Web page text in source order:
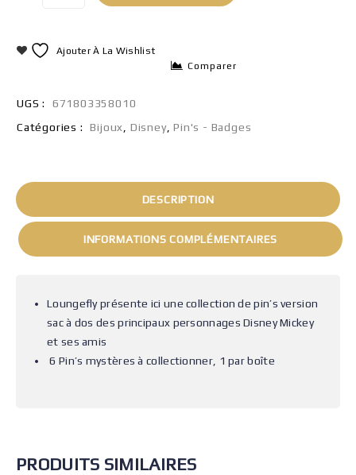
Ajouter À La Wishlist
Comparer
UGS :
671803358010
Catégories :
Bijoux Disney ,Pin's - Badges
DESCRIPTION
INFORMATIONS COMPLÉMENTAIRES
Loungefly présente ici une collection de pin’s version
sac à dos des principaux personnages Disney Mickey
et ses amis
6 Pin’s mystères à collectionner, 1 par boîte
PRODUITS SIMILAIRES